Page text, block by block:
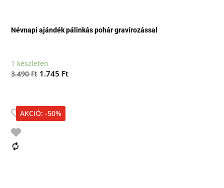
Névnapi ajándék pálinkás pohár gravírozással
1 készleten
3.490Ft Original
1.745 FtCurrent
AKCIÓ: -50%